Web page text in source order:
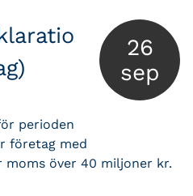
26
sep
perioden
företag med
över 40 miljoner kr.